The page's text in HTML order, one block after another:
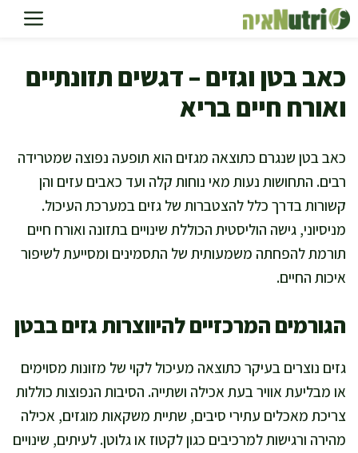
לדלג
לתוכן
כאב בטן וגזים – דגשים תזונתיים
ואורח חיים בריא
כאב בטן שנגרם כתוצאה מגזים הוא תופעה נפוצה שמטרידה
רבים. התחושות נעות מאי נוחות קלה ועד כאבים עזים והן
קשורות בדרך כלל להצטברות של גזים במערכת העיכול.
מניסיוני, גישה הוליסטית הכוללת שינויים בתזונה ואורח חיים
תורמת להפחתה משמעותית של התסמינים ומסייעת לשיפור
איכות החיים.
הגורמים המרכזיים להיווצרות גזים בבטן
גזים נוצרים בעיקר כתוצאה מעיכול לקוי של מזונות מסוימים
או מבליעת אוויר בעת אכילה ושתייה. הסיבות הנפוצות כוללות
צריכת מאכלים עתירי סיבים, שתיית משקאות מוגזים, אכילה
מהירה ורגישות למרכיבים כגון לקטוז או גלוטן. לעיתים, שינויים